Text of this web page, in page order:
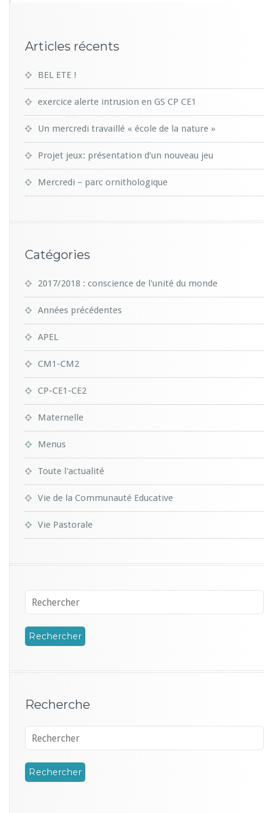
Articles récents
BEL ETE !
exercice alerte intrusion en GS CP CE1
Un mercredi travaillé « école de la nature »
Projet jeux: présentation d’un nouveau jeu
Mercredi – parc ornithologique
Catégories
2017/2018 : conscience de l'unité du monde
Années précédentes
APEL
CM1-CM2
CP-CE1-CE2
Maternelle
Menus
Toute l'actualité
Vie de la Communauté Educative
Vie Pastorale
Recherche